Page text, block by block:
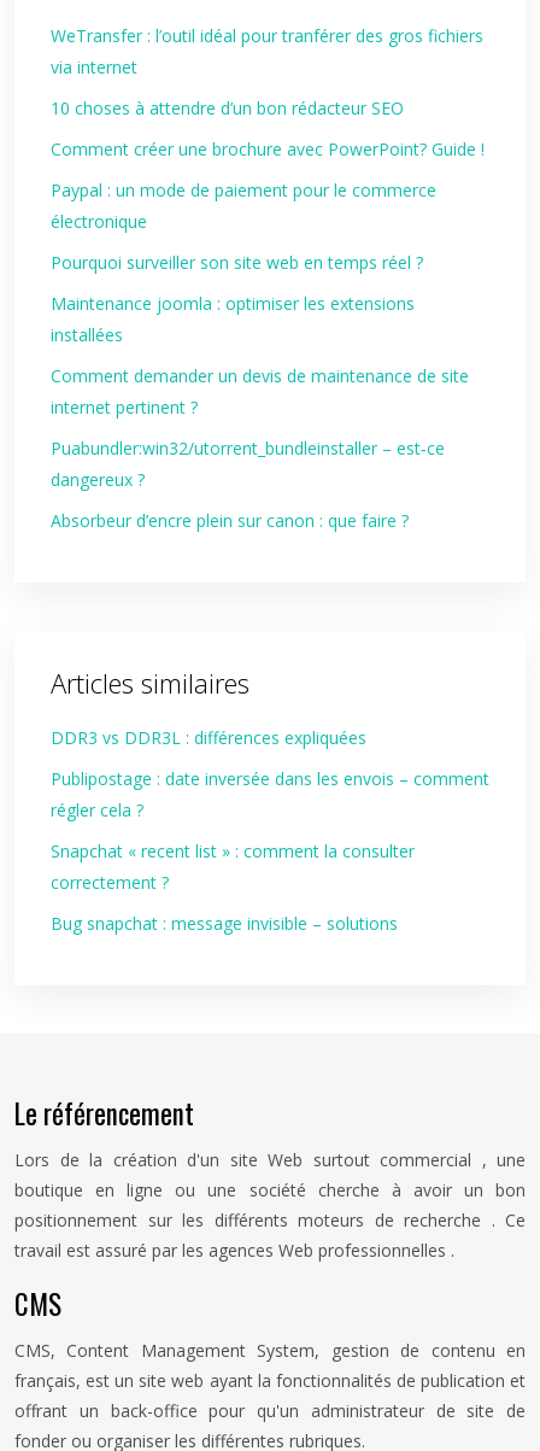
WeTransfer : l’outil idéal pour tranférer des gros fichiers
via internet
10 choses à attendre d’un bon rédacteur SEO
Comment créer une brochure avec PowerPoint? Guide !
Paypal : un mode de paiement pour le commerce
électronique
Pourquoi surveiller son site web en temps réel ?
Maintenance joomla : optimiser les extensions
installées
Comment demander un devis de maintenance de site
internet pertinent ?
Puabundler:win32/utorrent_bundleinstaller – est‑ce
dangereux ?
Absorbeur d’encre plein sur canon : que faire ?
Articles similaires
DDR3 vs DDR3L : différences expliquées
Publipostage : date inversée dans les envois – comment
régler cela ?
Snapchat « recent list » : comment la consulter
correctement ?
Bug snapchat : message invisible – solutions
Le référencement
Lors de la création d'un site Web surtout commercial , une
boutique en ligne ou une société cherche à avoir un bon
positionnement sur les différents moteurs de recherche . Ce
travail est assuré par les agences Web professionnelles .
CMS
CMS, Content Management System, gestion de contenu en
français, est un site web ayant la fonctionnalités de publication et
offrant un back-office pour qu'un administrateur de site de
fonder ou organiser les différentes rubriques.